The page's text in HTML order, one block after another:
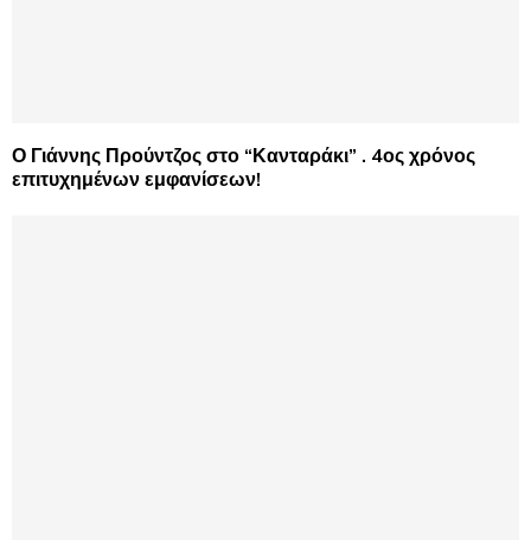
Ο Γιάννης Προύντζος στο “Κανταράκι” . 4ος χρόνος
επιτυχημένων εμφανίσεων!